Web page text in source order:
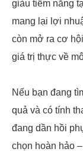
giàu tiềm năng
mang lại lợi
còn mở ra cơ
giá trị thực về
Nếu bạn đang
quả và có tính
đang dần hồi
chọn hoàn hảo